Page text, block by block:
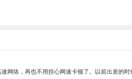
络，再也不用担心网速卡顿了。以前出差的